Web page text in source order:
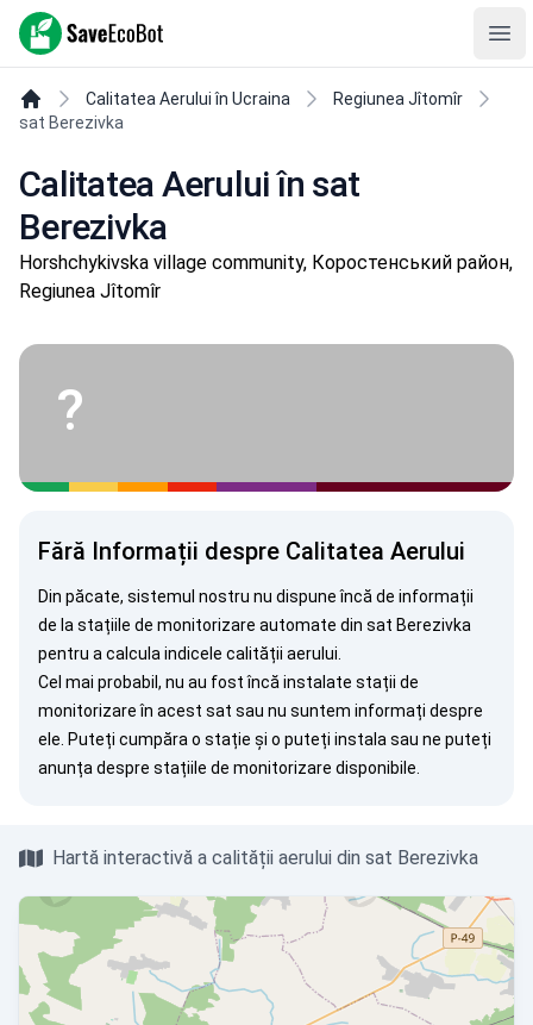
SaveEcoBot
Calitatea Aerului în Ucraina
Regiunea Jîtomîr
sat Berezivka
Calitatea Aerului în sat
Berezivka
Horshchykivska village community, Коростенський район,
Regiunea Jîtomîr
?
Fără Informații despre Calitatea Aerului
Din păcate, sistemul nostru nu dispune încă de informații
de la stațiile de monitorizare automate din sat Berezivka
pentru a calcula indicele calității aerului.
Cel mai probabil, nu au fost încă instalate stații de
monitorizare în acest sat sau nu suntem informați despre
ele. Puteți cumpăra o stație și o puteți instala sau ne puteți
anunța despre stațiile de monitorizare disponibile.
Hartă interactivă a calității aerului din sat Berezivka